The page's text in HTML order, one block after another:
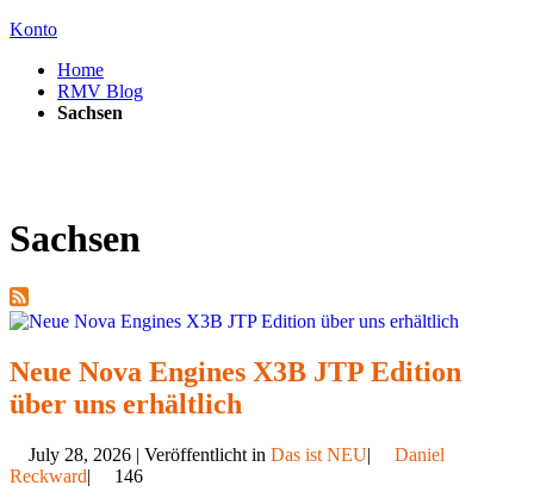
Konto
Home
RMV Blog
Sachsen
Sachsen
Neue Nova Engines X3B JTP Edition
über uns erhältlich
July 28, 2026 | Veröffentlicht in Das ist NEU|
Daniel
Reckward|
146